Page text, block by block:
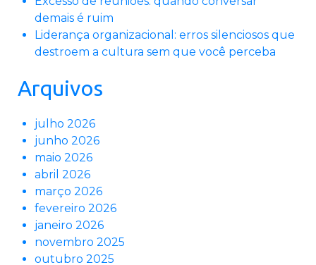
demais é ruim
Liderança organizacional: erros silenciosos que
destroem a cultura sem que você perceba
Arquivos
julho 2026
junho 2026
maio 2026
abril 2026
março 2026
fevereiro 2026
janeiro 2026
novembro 2025
outubro 2025